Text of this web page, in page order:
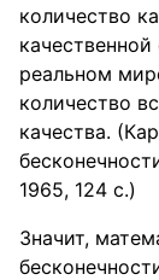
количество
реальном
количество
качества.
1965, 124 с.)
Значит,